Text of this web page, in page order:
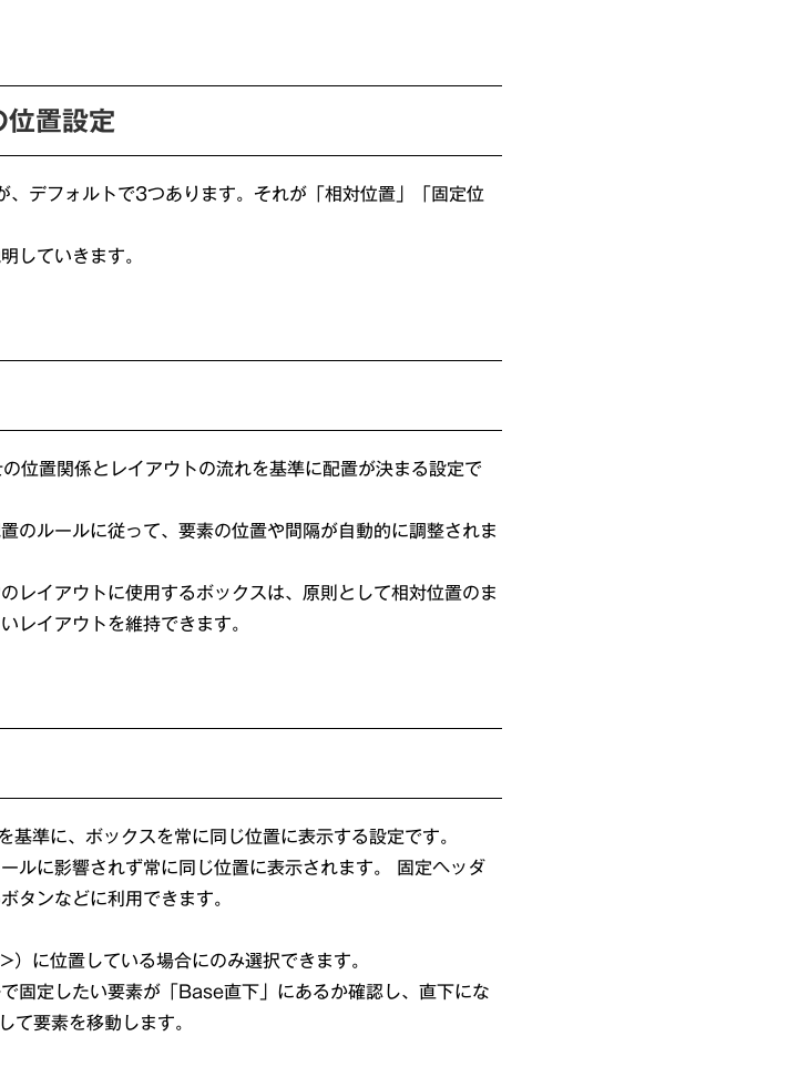
置設定
デフォルトで3つあります。それが「相対位置」「固定位
していきます。
位置関係とレイアウトの流れを基準に配置が決まる設定で
のルールに従って、要素の位置や間隔が自動的に調整されま
レイアウトに使用するボックスは、原則として相対位置のま
レイアウトを維持できます。
準に、ボックスを常に同じ位置に表示する設定です。
ルに影響されず常に同じ位置に表示されます。 固定ヘッダ
タンなどに利用できます。
に位置している場合にのみ選択できます。
固定したい要素が「Base直下」にあるか確認し、直下にな
要素を移動します。